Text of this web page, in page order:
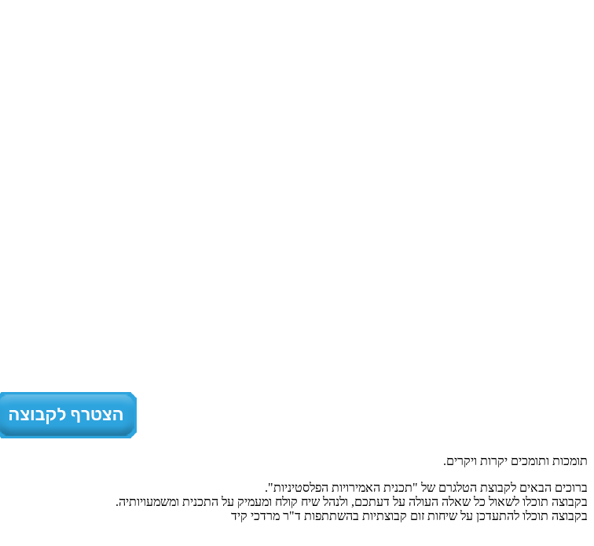
תומכות ותומכים יקרות ויקרים.
ברוכים הבאים לקבוצת הטלגרם של "תכנית האמירויות הפלסטיניות".
בקבוצה תוכלו לשאול כל שאלה העולה על דעתכם, ולנהל שיח קולח ומעמיק על התכנית ומשמעויותיה.
בקבוצה תוכלו להתעדכן על שיחות זום קבוצתיות בהשתתפות ד"ר מרדכי קיד